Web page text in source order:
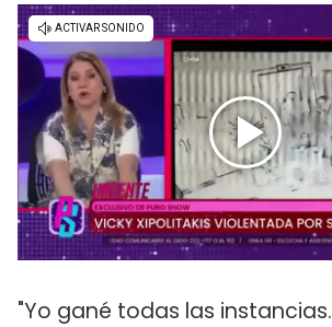
"Yo gané todas las